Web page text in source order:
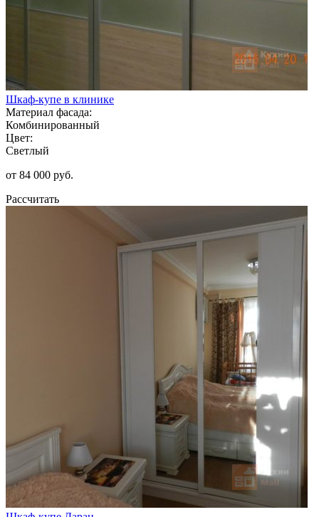
Шкаф-купе в клинике
Материал фасада:
Комбинированный
Цвет:
Светлый
от 84 000 руб.
Рассчитать